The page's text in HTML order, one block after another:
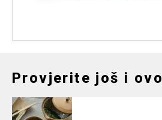
Provjerite još i ovo